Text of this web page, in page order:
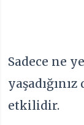
Sadece ne
etkilidir.